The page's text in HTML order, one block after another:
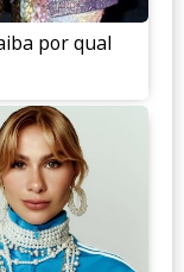
por qual